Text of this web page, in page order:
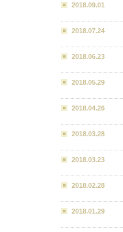
2018.09.01
2018.07.24
2018.06.23
2018.05.29
2018.04.26
2018.03.28
2018.03.23
2018.02.28
2018.01.29